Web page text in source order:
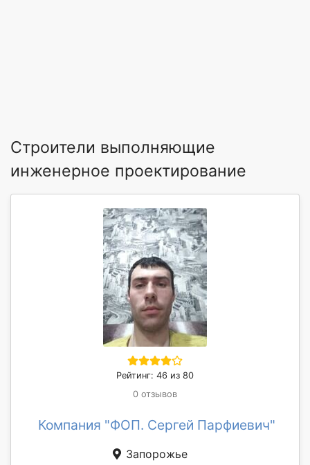
Строители выполняющие
инженерное проектирование
Рейтинг: 46 из 80
0 отзывов
Компания "ФОП. Сергей Парфиевич"
Запорожье